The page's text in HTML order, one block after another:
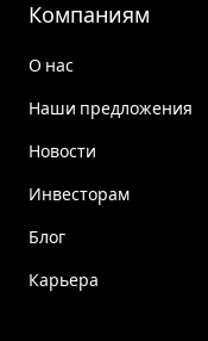
Компаниям
О нас
Наши предложения
Новости
Инвесторам
Блог
Карьера